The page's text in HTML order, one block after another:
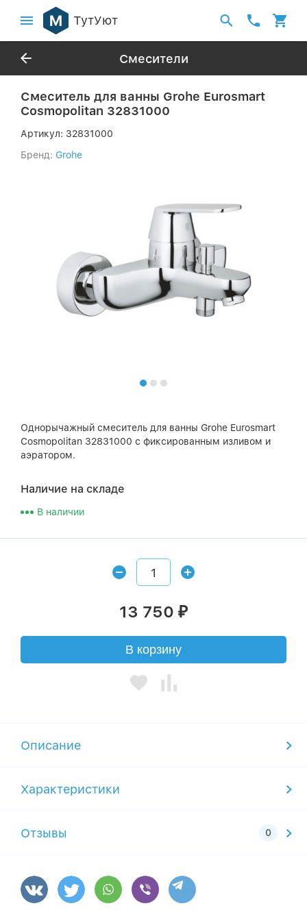
ТутУют
Смесители
Смеситель для ванны Grohe Eurosmart
Cosmopolitan 32831000
Артикул: 32831000
Бренд: Grohe
Однорычажный смеситель для ванны Grohe Eurosmart
Cosmopolitan 32831000 с фиксированным изливом и
аэратором.
Наличие на складе
В наличии
13 750 ₽
В корзину
Описание
Характеристики
Отзывы